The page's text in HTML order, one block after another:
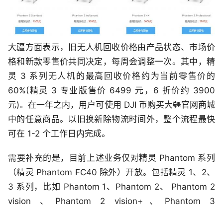
大疆方面表示，旧无人机回收价格由产品状态、市场价
格和新款零售价共同决定，每周会调整一次。其中，精
灵 3 系列无人机的最高回收价格约为当前零售价的
60%(精灵 3 专业版售价 6499 元，6 折价约 3900
元)。在一年之内，用户可使用 DJI 币购买大疆官网商城
中的任意商品。以旧换新除物流时间外，整个流程最快
可在 1-2 个工作日内完成。
需要补充的是，目前上述业务仅对精灵 Phantom 系列
（精灵 Phantom FC40 除外）开放。包括精灵 1、2、
3 系列，比如 Phantom 1、Phantom 2、 Phantom 2
vision 、Phantom 2 vision+、Phantom 3